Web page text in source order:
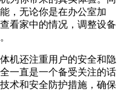
，无论你是在办公室加
看家中的情况，调整设备
还注重用户的安全和隐
一直是一个备受关注的话
术和安全防护措施，确保